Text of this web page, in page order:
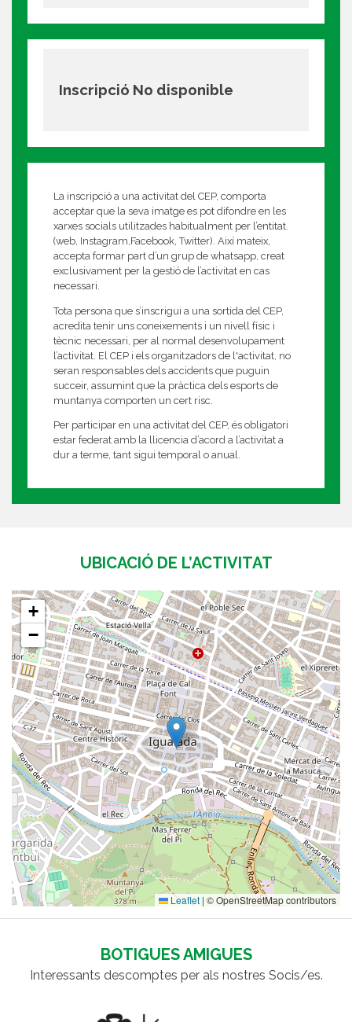
Inscripció No disponible
La inscripció a una activitat del CEP, comporta
acceptar que la seva imatge es pot difondre en les
xarxes socials utilitzades habitualment per l’entitat.
(web, Instagram,Facebook, Twitter). Així mateix,
accepta formar part d’un grup de whatsapp, creat
exclusivament per la gestió de l’activitat en cas
necessari.
Tota persona que s’inscrigui a una sortida del CEP,
acredita tenir uns coneixements i un nivell físic i
tècnic necessari, per al normal desenvolupament
l’activitat. El CEP i els organitzadors de l'activitat, no
seran responsables dels accidents que puguin
succeir, assumint que la pràctica dels esports de
muntanya comporten un cert risc.
Per participar en una activitat del CEP, és obligatori
estar federat amb la llicencia d’acord a l’activitat a
dur a terme, tant sigui temporal o anual.
UBICACIÓ DE L’ACTIVITAT
+
−
Leaflet | © OpenStreetMap contributors
BOTIGUES AMIGUES
Interessants descomptes per als nostres Socis/es.